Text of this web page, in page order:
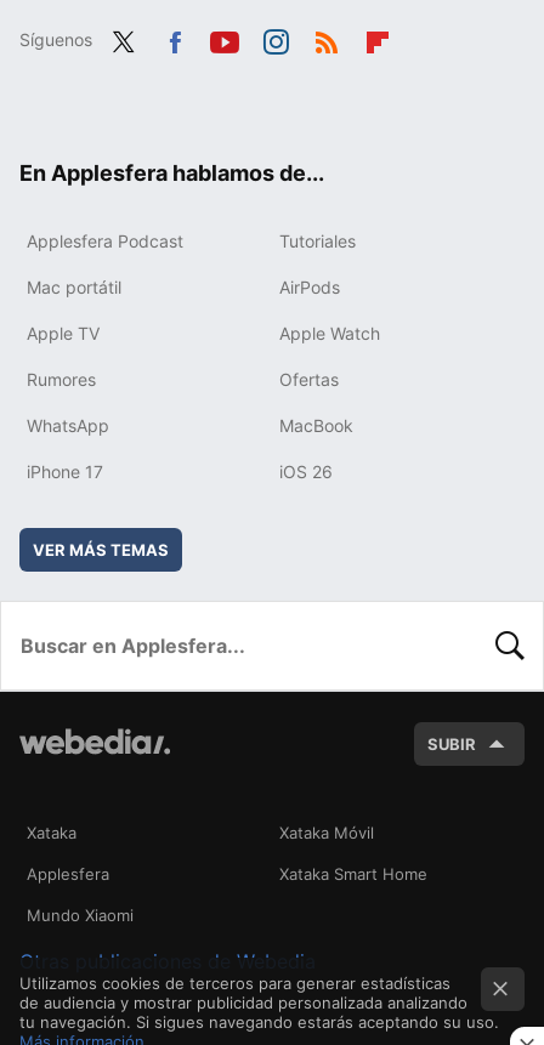
Síguenos
En Applesfera hablamos de...
Applesfera Podcast Tutoriales
Mac portátil AirPods
Apple TV Apple Watch
Rumores Ofertas
WhatsApp MacBook
iPhone 17 iOS 26
VER MÁS TEMAS
SUBIR
Xataka Xataka Móvil
Applesfera Xataka Smart Home
Mundo Xiaomi
Otras publicaciones de Webedia
Utilizamos cookies de terceros para generar estadísticas
de audiencia y mostrar publicidad personalizada analizando
tu navegación. Si sigues navegando estarás aceptando su uso.